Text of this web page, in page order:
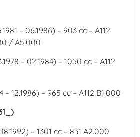
– 06.1986) – 903 cc – A112
/ A5.000
– 02.1984) – 1050 cc – A112
– 12.1986) – 965 cc – A112 B1.000
– 1301 cc – 831 A2.000